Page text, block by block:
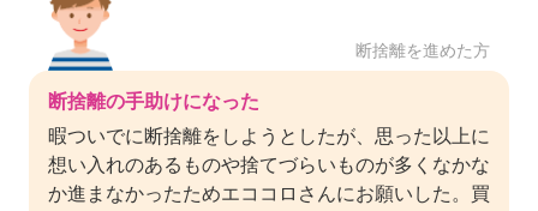
断捨離の手助けになった
暇ついでに断捨離をしようとしたが、思った以上に
想い入れのあるものや捨てづらいものが多くなかな
か進まなかったためエココロさんにお願いした。買
断捨離を進めた方